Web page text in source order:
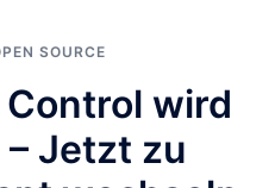
SOURCE
wird
Jetzt zu